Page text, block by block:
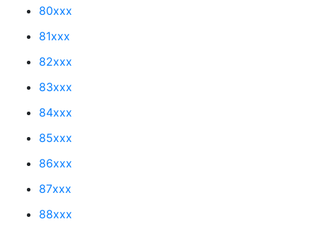
80xxx
81xxx
82xxx
83xxx
84xxx
85xxx
86xxx
87xxx
88xxx